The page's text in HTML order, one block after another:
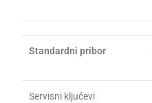
Standardni pribor
Servisni ključevi